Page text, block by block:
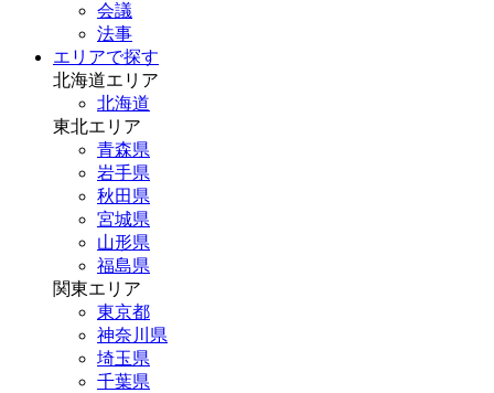
会議
法事
エリアで探す
北海道エリア
北海道
東北エリア
青森県
岩手県
秋田県
宮城県
山形県
福島県
関東エリア
東京都
神奈川県
埼玉県
千葉県